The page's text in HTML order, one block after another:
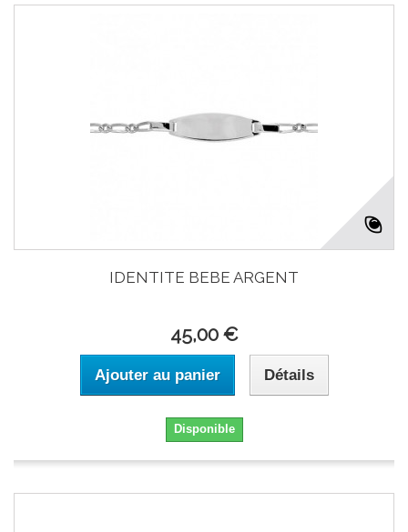
IDENTITE BEBE ARGENT
45,00 €
Ajouter au panier Détails
Disponible